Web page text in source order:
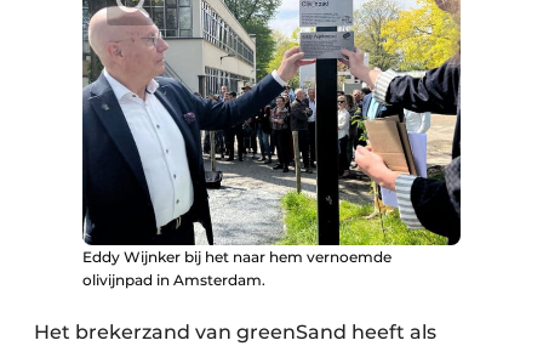
Eddy Wijnker bij het naar hem vernoemde
olivijnpad in Amsterdam.
Het brekerzand van greenSand heeft als